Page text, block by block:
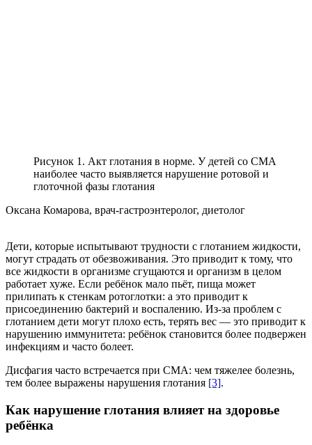
Рисунок 1. Акт глотания в норме. У детей со СМА
наиболее часто выявляется нарушение ротовой и
глоточной фазы глотания
Оксана Комарова, врач-гастроэнтеролог, диетолог
Дети, которые испытывают трудности с глотанием жидкости,
могут страдать от обезвоживания. Это приводит к тому, что
все жидкости в организме сгущаются и организм в целом
работает хуже. Если ребёнок мало пьёт, пища может
прилипать к стенкам ротоглотки: а это приводит к
присоединению бактерий и воспалению. Из-за проблем с
глотанием дети могут плохо есть, терять вес — это приводит к
нарушению иммунитета: ребёнок становится более подвержен
инфекциям и часто болеет.
Дисфагия часто встречается при СМА: чем тяжелее болезнь,
тем более выражены нарушения глотания [3].
Как нарушение глотания влияет на здоровье
ребёнка